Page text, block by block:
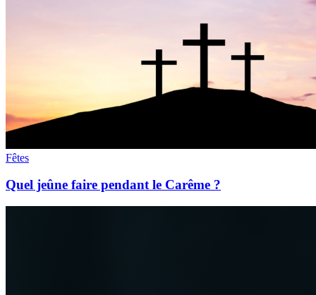
Fêtes
Quel jeûne faire pendant le Carême ?